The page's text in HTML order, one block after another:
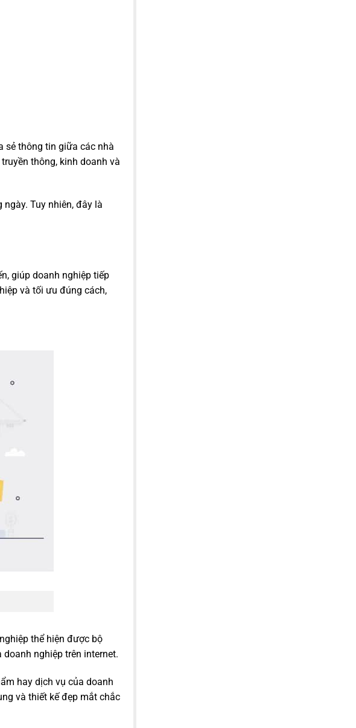
sẻ thông tin giữa các nhà
thông, kinh doanh và
Tuy nhiên, đây là
giúp doanh nghiệp tiếp
và tối ưu đúng cách,
thể hiện được bộ
doanh nghiệp trên internet.
hay dịch vụ của doanh
và thiết kế đẹp mắt chắc